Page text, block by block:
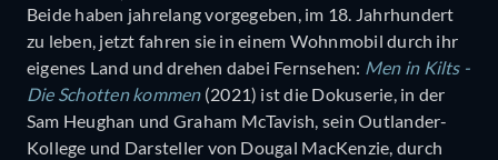
Beide haben jahrelang vorgegeben, im 18. Jahrhundert
zu leben, jetzt fahren sie in einem Wohnmobil durch ihr
eigenes Land und drehen dabei Fernsehen: Men in Kilts -
Die Schotten kommen(2021) ist die Dokuserie, in der
Sam Heughan und Graham McTavish, sein Outlander-
Kollege und Darsteller von Dougal MacKenzie, durch